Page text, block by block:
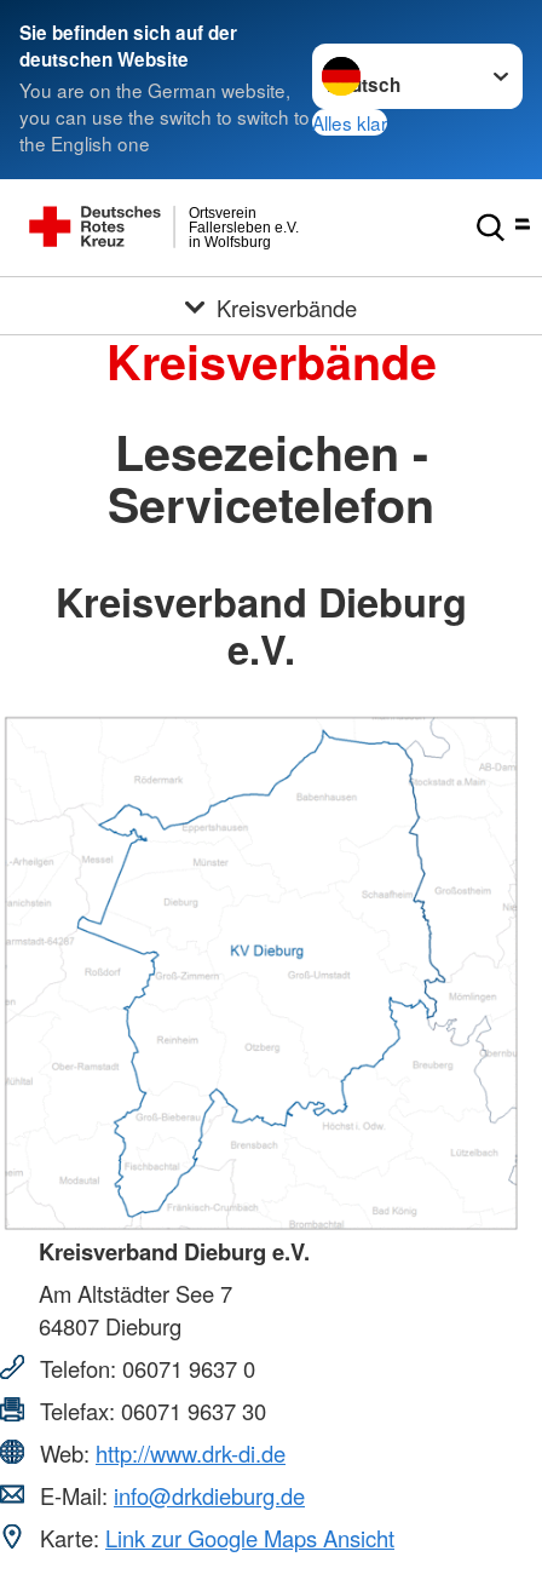
Sie befinden sich auf der
deutschen Website
You are on the German website,
you can use the switch to switch to
the English one
Sprache wechseln zu
Alles klar
in Wolfsburg
Fallersleben e.V.
Ortsverein
Kreisverbände
Kreisverbände
Lesezeichen -
Servicetelefon
Kreisverband Dieburg
e.V.
Kreisverband Dieburg e.V.
Am Altstädter See 7
64807 Dieburg
Telefon: 06071 9637 0
Telefax: 06071 9637 30
Web: http://www.drk-di.de
E-Mail: info@drkdieburg.de
Karte: Link zur Google Maps Ansicht